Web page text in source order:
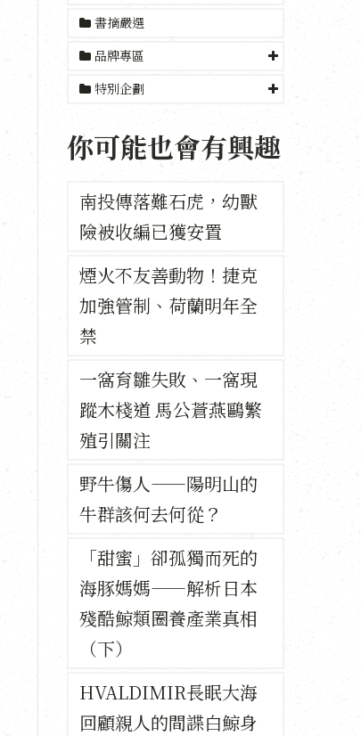
書摘嚴選
品牌專區
特別企劃
你可能也會有興趣
南投傳落難石虎，幼獸
險被收編已獲安置
煙火不友善動物！捷克
加強管制、荷蘭明年全
禁
一窩育雛失敗、一窩現
蹤木棧道 馬公蒼燕鷗繁
殖引關注
野牛傷人——陽明山的
牛群該何去何從？
「甜蜜」卻孤獨而死的
海豚媽媽——解析日本
殘酷鯨類圈養產業真相
（下）
HVALDIMIR長眠大海
回顧親人的間諜白鯨身